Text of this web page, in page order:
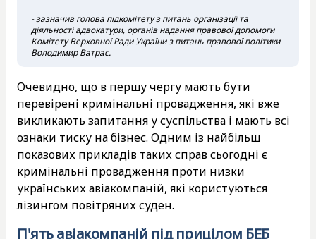
- зазначив голова підкомітету з питань організації та
діяльності адвокатури, органів надання правової допомоги
Комітету Верховної Ради України з питань правової політики
Володимир Ватрас.
Очевидно, що в першу чергу мають бути
перевірені кримінальні провадження, які вже
викликають запитання у суспільства і мають всі
ознаки тиску на бізнес. Одним із найбільш
показових прикладів таких справ сьогодні є
кримінальні провадження проти низки
українських авіакомпаній, які користуються
лізингом повітряних суден.
П'ять авіакомпаній під прицілом БЕБ